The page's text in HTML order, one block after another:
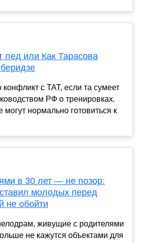
или Как Тарасова
конфликт с ТАТ, если та сумеет
РФ о тренировках.
могут нормально готовиться к
в 30 лет — не позор:
молодых перед
не обойти
живущие с родителями
не кажутся объектами для